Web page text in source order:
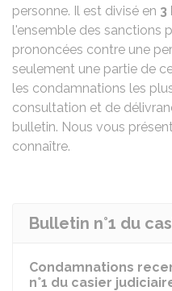
personne. Il est divisé en 3
l'ensemble des sanctions
prononcées contre une
seulement une partie de
les condamnations les
consultation et de
bulletin. Nous vous
connaître.
Bulletin n°1 du
Condamnations
n°1 du casier